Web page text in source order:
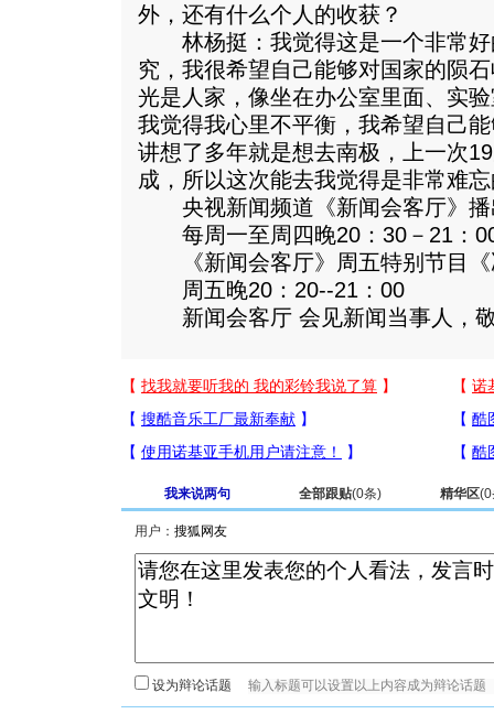
外，还有什么个人的收获？
林杨挺：我觉得这是一个非常好
究，我很希望自己能够对国家的陨
光是人家，像坐在办公室里面、实
我觉得我心里不平衡，我希望自己
讲想了多年就是想去南极，上一次
成，所以这次能去我觉得是非常难
央视新闻频道《新闻会客厅》播
每周一至周四晚20：30－21：
《新闻会客厅》周五特别节目《
周五晚20：20--21：00
新闻会客厅 会见新闻当事人，
我来说两句 全部跟贴(0条) 精华区(0
用户：
设为辩论话题